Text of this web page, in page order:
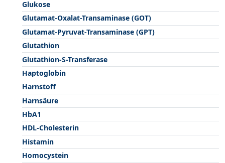
Glukose
Glutamat-Oxalat-Transaminase (GOT)
Glutamat-Pyruvat-Transaminase (GPT)
Glutathion
Glutathion-S-Transferase
Haptoglobin
Harnstoff
Harnsäure
HbA1
HDL-Cholesterin
Histamin
Homocystein